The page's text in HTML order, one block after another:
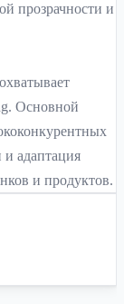
прозрачности и
Основной
адаптация
и продуктов.